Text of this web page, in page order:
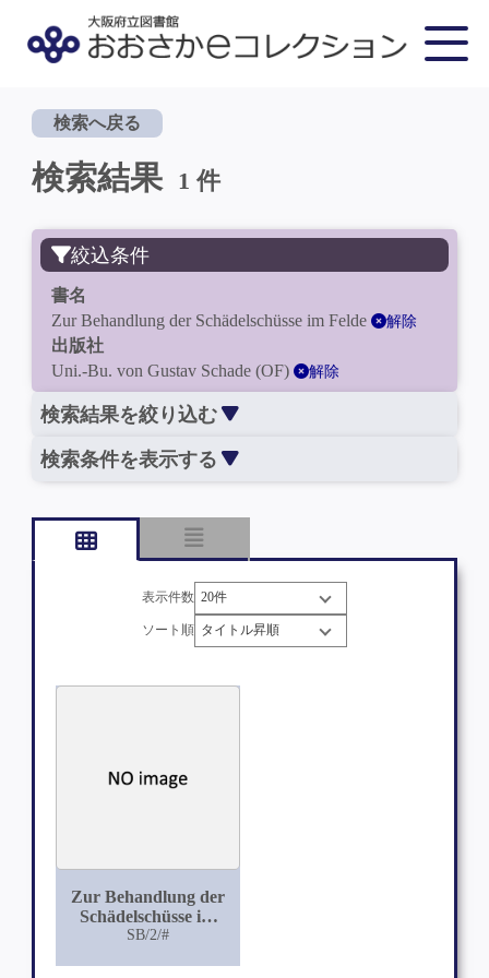
検索へ戻る
検索結果 1 件
絞込条件
書名
Zur Behandlung der Schädelschüsse im Felde
解除
出版社
Uni.-Bu. von Gustav Schade (OF)
解除
検索結果を絞り込む
検索条件を表示する
表示件数
ソート順
Zur Behandlung der
Schädelschüsse im
Felde
SB/2/#